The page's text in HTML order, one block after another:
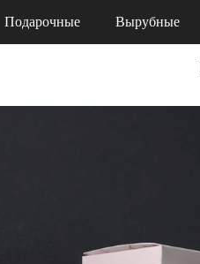
Подарочные Вырубные